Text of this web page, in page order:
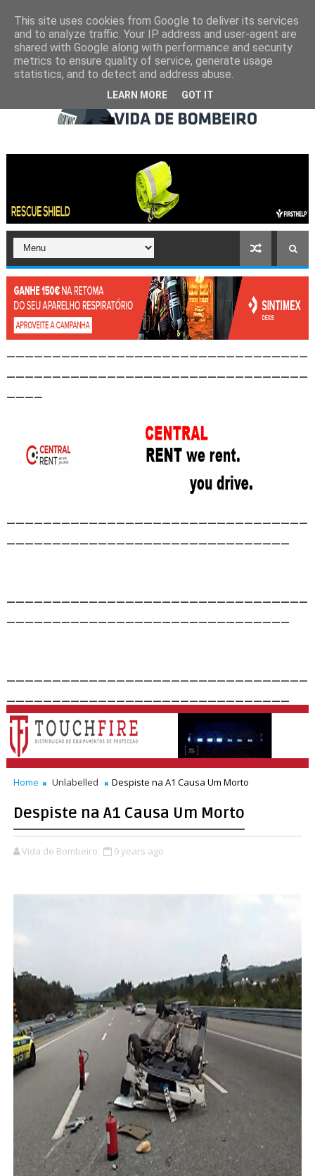
Home Unlabelled Despiste na A1 Causa Um Morto
Despiste na A1 Causa Um Morto
Vida de Bombeiro 9 years ago
This site uses cookies from Google to deliver its services
and to analyze traffic. Your IP address and user-agent are
shared with Google along with performance and security
metrics to ensure quality of service, generate usage
statistics, and to detect and address abuse.
LEARN MORE GOT IT